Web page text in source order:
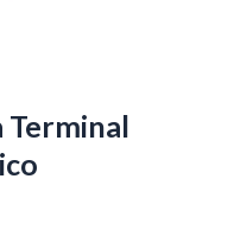
Terminal